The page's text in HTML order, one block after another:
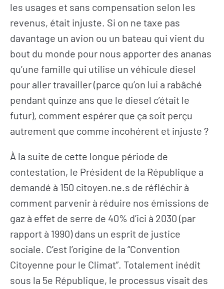
les usages et sans compensation selon les
revenus, était injuste. Si on ne taxe pas
davantage un avion ou un bateau qui vient du
bout du monde pour nous apporter des ananas
qu’une famille qui utilise un véhicule diesel
pour aller travailler (parce qu’on lui a rabâché
pendant quinze ans que le diesel c’était le
futur), comment espérer que ça soit perçu
autrement que comme incohérent et injuste ?
À la suite de cette longue période de
contestation, le Président de la République a
demandé à 150 citoyen.ne.s de réfléchir à
comment parvenir à réduire nos émissions de
gaz à effet de serre de 40% d’ici à 2030 (par
rapport à 1990) dans un esprit de justice
sociale. C’est l’origine de la “Convention
Citoyenne pour le Climat”. Totalement inédit
sous la 5e République, le processus visait des